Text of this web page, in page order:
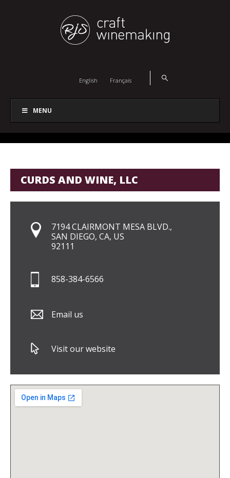
English Français
MENU
CURDS AND WINE, LLC
7194 CLAIRMONT MESA BLVD.,
SAN DIEGO, CA, US
92111
858-384-6566
Email us
Visit our website